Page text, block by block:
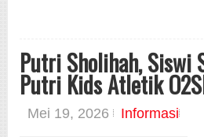
Putri Sholihah, Siswi
Putri Kids Atletik
Mei 19, 2026
Informasi